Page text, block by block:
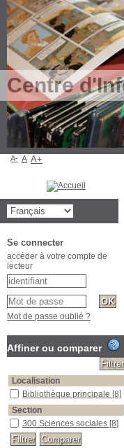
Centre
A- A A+
Se connecter
accéder à votre compte de
lecteur
Mot de passe oublié ?
Affiner ou comparer
Localisation
Bibliothèque principale [8]
Section
300 Sciences sociales [8]